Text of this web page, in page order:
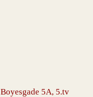
Boyesgade 5A, 5.tv